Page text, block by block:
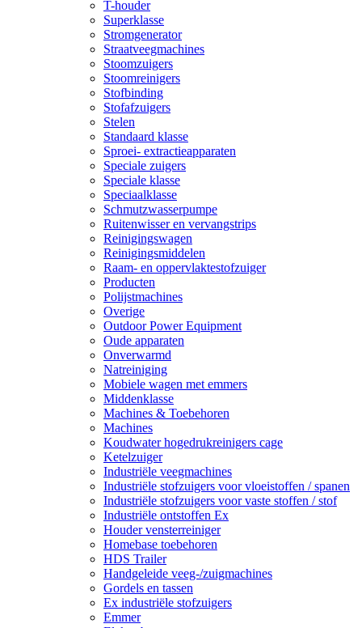
T-houder
Superklasse
Stromgenerator
Straatveegmachines
Stoomzuigers
Stoomreinigers
Stofbinding
Stofafzuigers
Stelen
Standaard klasse
Sproei- extractieapparaten
Speciale zuigers
Speciale klasse
Speciaalklasse
Schmutzwasserpumpe
Ruitenwisser en vervangstrips
Reinigingswagen
Reinigingsmiddelen
Raam- en oppervlaktestofzuiger
Producten
Polijstmachines
Overige
Outdoor Power Equipment
Oude apparaten
Onverwarmd
Natreiniging
Mobiele wagen met emmers
Middenklasse
Machines & Toebehoren
Machines
Koudwater hogedrukreinigers cage
Ketelzuiger
Industriële veegmachines
Industriële stofzuigers voor vloeistoffen / spanen
Industriële stofzuigers voor vaste stoffen / stof
Industriële ontstoffen Ex
Houder vensterreiniger
Homebase toebehoren
HDS Trailer
Handgeleide veeg-/zuigmachines
Gordels en tassen
Ex industriële stofzuigers
Emmer